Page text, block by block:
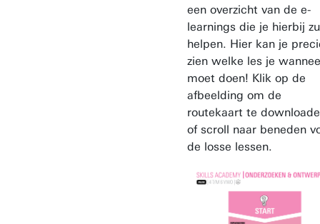
een overzicht van de e-
learnings die je hierbij
helpen. Hier kan je
zien welke les je
moet doen! Klik op de
afbeelding om de
routekaart te
of scroll naar beneden
de losse lessen.